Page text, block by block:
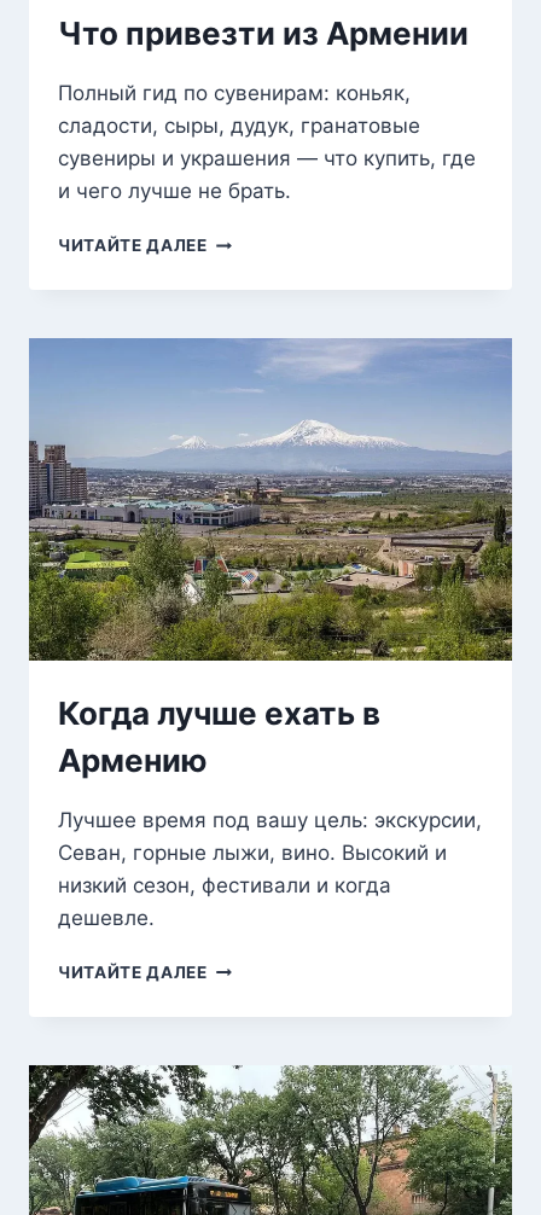
Что привезти из Армении
Полный гид по сувенирам: коньяк,
сладости, сыры, дудук, гранатовые
сувениры и украшения — что купить, где
и чего лучше не брать.
ЧИТАЙТЕ ДАЛЕЕЧТО
ИЗ
Когда лучше ехать в
Армению
Лучшее время под вашу цель: экскурсии,
Севан, горные лыжи, вино. Высокий и
низкий сезон, фестивали и когда
дешевле.
ЧИТАЙТЕ ДАЛЕЕКОГДА
ЕХАТЬ
АРМЕНИЮ